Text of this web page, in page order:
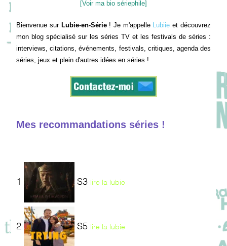
[Voir ma bio sériephile]
Bienvenue sur Lubie-en-Série! Je m'appelle Lubiie et découvrez
mon blog spécialisé sur les séries TV et les festivals de séries :
interviews, citations, événements, festivals, critiques, agenda des
séries, jeux et plein d'autres idées en séries !
Mes recommandations séries !
1 S3 lire la lubie
2 S5 lire la lubie